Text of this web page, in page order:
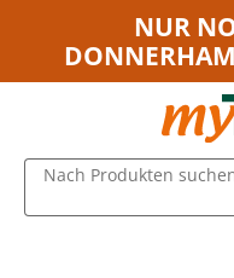
Zum Hauptinhalt
Zur Navigation springen
NUR
Nach Produkten